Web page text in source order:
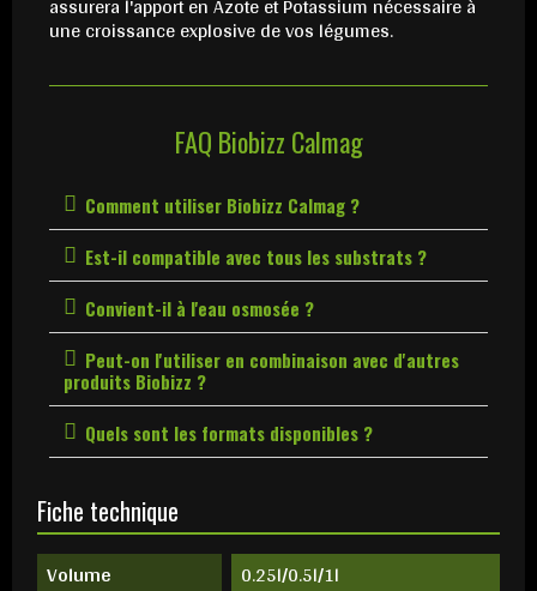
assurera l'apport en Azote et Potassium nécessaire à
une croissance explosive de vos légumes.
FAQ Biobizz Calmag
Comment utiliser Biobizz Calmag ?
Est-il compatible avec tous les substrats ?
Convient-il à l'eau osmosée ?
Peut-on l'utiliser en combinaison avec d'autres
produits Biobizz ?
Quels sont les formats disponibles ?
Fiche technique
Volume 0.25l/0.5l/1l